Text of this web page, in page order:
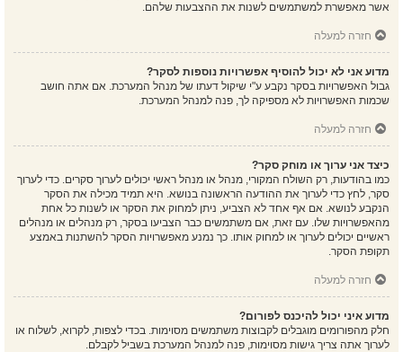
אשר מאפשרת למשתמשים לשנות את ההצבעות שלהם.
חזרה למעלה
מדוע אני לא יכול להוסיף אפשרויות נוספות לסקר?
גבול האפשרויות בסקר נקבע ע"י שיקול דעתו של מנהל המערכת. אם אתה חושב
שכמות האפשרויות לא מספיקה לך, פנה למנהל המערכת.
חזרה למעלה
כיצד אני ערוך או מוחק סקר?
כמו בהודעות, רק השולח המקורי, מנהל או מנהל ראשי יכולים לערוך סקרים. כדי לערוך
סקר, לחץ כדי לערוך את ההודעה הראשונה בנושא. היא תמיד מכילה את הסקר
הנקבע לנושא. אם אף אחד לא הצביע, ניתן למחוק את הסקר או לשנות כל אחת
מהאפשרויות שלו. עם זאת, אם משתמשים כבר הצביעו בסקר, רק מנהלים או מנהלים
ראשיים יכולים לערוך או למחוק אותו. כך נמנע מאפשרויות הסקר להשתנות באמצע
תקופת הסקר.
חזרה למעלה
מדוע איני יכול להיכנס לפורום?
חלק מהפורומים מוגבלים לקבוצות משתמשים מסוימות. בכדי לצפות, לקרוא, לשלוח או
לערוך אתה צריך גישות מסוימות, פנה למנהל המערכת בשביל לקבלם.